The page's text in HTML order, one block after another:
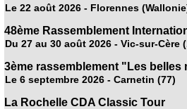
Le 22 août 2026 - Florennes
48ème Rassemblement
Du 27 au 30 août 2026 - Vic-sur-Cère
3ème rassemblement "Les belles
Le 6 septembre 2026 - Carnetin (77)
La Rochelle CDA Classic Tour